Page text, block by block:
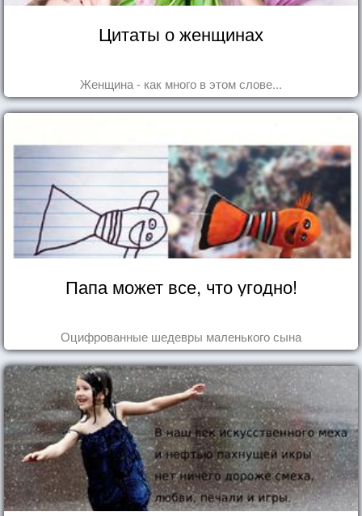
Цитаты о женщинах
Женщина - как много в этом слове...
Папа может все, что угодно!
Оцифрованные шедевры маленького сына